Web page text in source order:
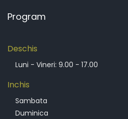
Program
Deschis
Luni - Vineri: 9.00 - 17.00
Inchis
Sambata
Duminica